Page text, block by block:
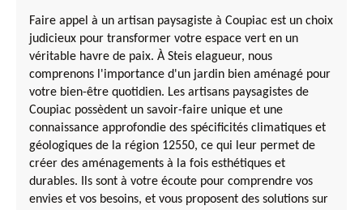
Faire appel à un artisan paysagiste à Coupiac est un choix
judicieux pour transformer votre espace vert en un
véritable havre de paix. À Steis elagueur, nous
comprenons l'importance d'un jardin bien aménagé pour
votre bien-être quotidien. Les artisans paysagistes de
Coupiac possèdent un savoir-faire unique et une
connaissance approfondie des spécificités climatiques et
géologiques de la région 12550, ce qui leur permet de
créer des aménagements à la fois esthétiques et
durables. Ils sont à votre écoute pour comprendre vos
envies et vos besoins, et vous proposent des solutions sur